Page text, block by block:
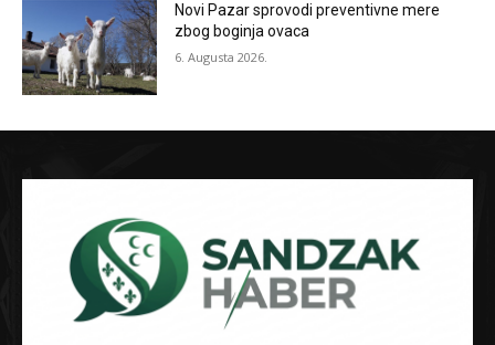
Novi Pazar sprovodi preventivne mere
zbog boginja ovaca
6. Augusta 2026.